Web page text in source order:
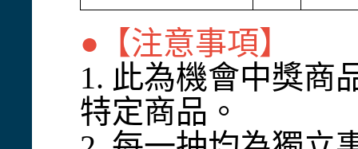
●【注意事項】
1. 此為機會中獎商
特定商品。